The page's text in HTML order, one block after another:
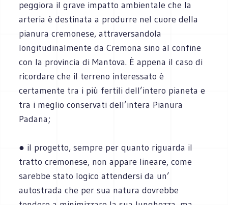
peggiora il grave impatto ambientale che la
arteria è destinata a produrre nel cuore della
pianura cremonese, attraversandola
longitudinalmente da Cremona sino al confine
con la provincia di Mantova. È appena il caso di
ricordare che il terreno interessato è
certamente tra i più fertili dell’intero pianeta e
tra i meglio conservati dell’intera Pianura
Padana;
● il progetto, sempre per quanto riguarda il
tratto cremonese, non appare lineare, come
sarebbe stato logico attendersi da un’
autostrada che per sua natura dovrebbe